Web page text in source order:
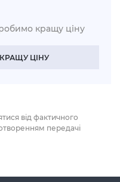
кращу ціну
ЦІНУ
від фактичного
передачі